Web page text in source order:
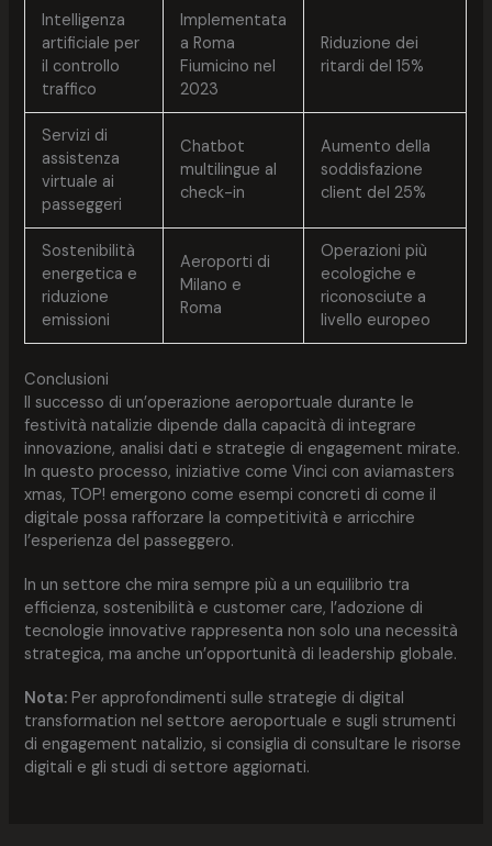
Intelligenza
artificiale per
il controllo
traffico
Implementata
a Roma
Fiumicino nel
2023
Riduzione dei
ritardi del 15%
Servizi di
assistenza
virtuale ai
passeggeri
Chatbot
multilingue al
check-in
Aumento della
soddisfazione
client del 25%
Sostenibilità
energetica e
riduzione
emissioni
Aeroporti di
Milano e
Roma
Operazioni più
ecologiche e
riconosciute a
livello europeo
Conclusioni
Il successo di un’operazione aeroportuale durante le
festività natalizie dipende dalla capacità di integrare
innovazione, analisi dati e strategie di engagement mirate.
In questo processo, iniziative come Vinci con aviamasters
xmas, TOP! emergono come esempi concreti di come il
digitale possa rafforzare la competitività e arricchire
l’esperienza del passeggero.
In un settore che mira sempre più a un equilibrio tra
efficienza, sostenibilità e customer care, l’adozione di
tecnologie innovative rappresenta non solo una necessità
strategica, ma anche un’opportunità di leadership globale.
Nota: Per approfondimenti sulle strategie di digital
transformation nel settore aeroportuale e sugli strumenti
di engagement natalizio, si consiglia di consultare le risorse
digitali e gli studi di settore aggiornati.